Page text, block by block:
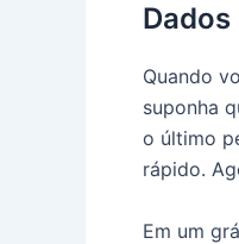
Quando
suponha
o último
rápido.
Em um